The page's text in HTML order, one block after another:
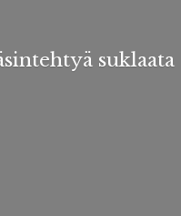
suklaata